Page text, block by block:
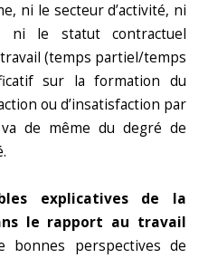
ni le secteur d’activité, ni
ni le statut contractuel
(temps partiel/temps
sur la formation du
ou d’insatisfaction par
de même du degré de
explicatives de la
le rapport au travail
perspectives de